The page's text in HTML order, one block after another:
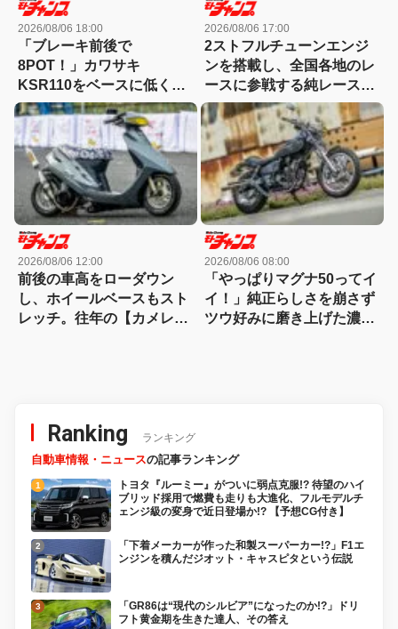
2026/08/06 18:00
「ブレーキ前後で
8POT！」カワサキ
KSR110をベースに低く怪
しくもっと長く！【4MINI
カスタム】
2026/08/06 17:00
2ストフルチューンエンジ
ンを搭載し、全国各地のレ
ースに参戦する純レース仕
様のライブDio-ZX
2026/08/06 12:00
前後の車高をローダウン
し、ホイールベースもスト
レッチ。往年の【カメレオ
2026/08/06 08:00
「やっぱりマグナ50ってイ
イ！」純正らしさを崩さず
ツウ好みに磨き上げた濃密
Ranking ランキング
自動車情報・ニュースの記事ランキング
トヨタ『ルーミー』がついに弱点克服!? 待望のハイ
ブリッド採用で燃費も走りも大進化、フルモデルチ
ェンジ級の変身で近日登場か!? 【予想CG付き】
「下着メーカーが作った和製スーパーカー!?」F1エ
ンジンを積んだジオット・キャスピタという伝説
「GR86は“現代のシルビア”になったのか!?」ドリ
フト黄金期を生きた達人、その答え